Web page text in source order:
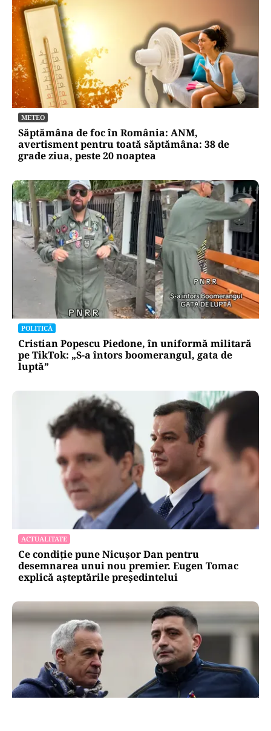
METEO
Săptămâna de foc în România: ANM,
avertisment pentru toată săptămâna: 38 de
grade ziua, peste 20 noaptea
POLITICĂ
Cristian Popescu Piedone, în uniformă militară
pe TikTok: „S-a întors boomerangul, gata de
luptă”
ACTUALITATE
Ce condiție pune Nicușor Dan pentru
desemnarea unui nou premier. Eugen Tomac
explică așteptările președintelui